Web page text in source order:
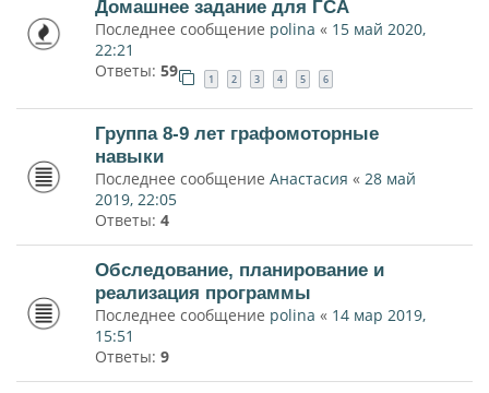
Домашнее задание для ГСА
Последнее сообщение polina « 15 май 2020,
22:21
Ответы: 59 1 2 3 4 5 6
Группа 8-9 лет графомоторные
навыки
Последнее сообщение Анастасия « 28 май
2019, 22:05
Ответы: 4
Обследование, планирование и
реализация программы
Последнее сообщение polina « 14 мар 2019,
15:51
Ответы: 9